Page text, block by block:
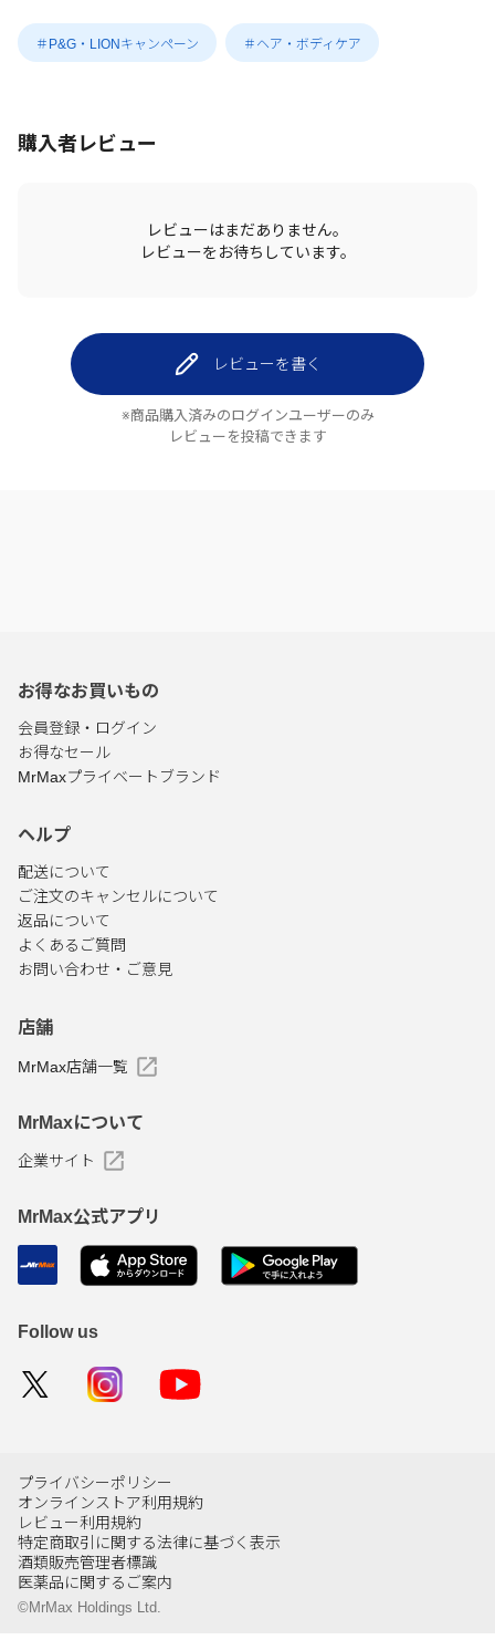
＃P&G・LIONキャンペーン ＃ヘア・ボディケア
購入者レビュー
レビューはまだありません。
レビューをお待ちしています。
レビューを書く
※商品購入済みのログインユーザーのみ
レビューを投稿できます
お得なお買いもの
会員登録・ログイン
お得なセール
MrMaxプライベートブランド
ヘルプ
配送について
ご注文のキャンセルについて
返品について
よくあるご質問
お問い合わせ・ご意見
店舗
MrMax店舗一覧
MrMaxについて
企業サイト
MrMax公式アプリ
Follow us
プライバシーポリシー
オンラインストア利用規約
レビュー利用規約
特定商取引に関する法律に基づく表示
酒類販売管理者標識
医薬品に関するご案内
©MrMax Holdings Ltd.